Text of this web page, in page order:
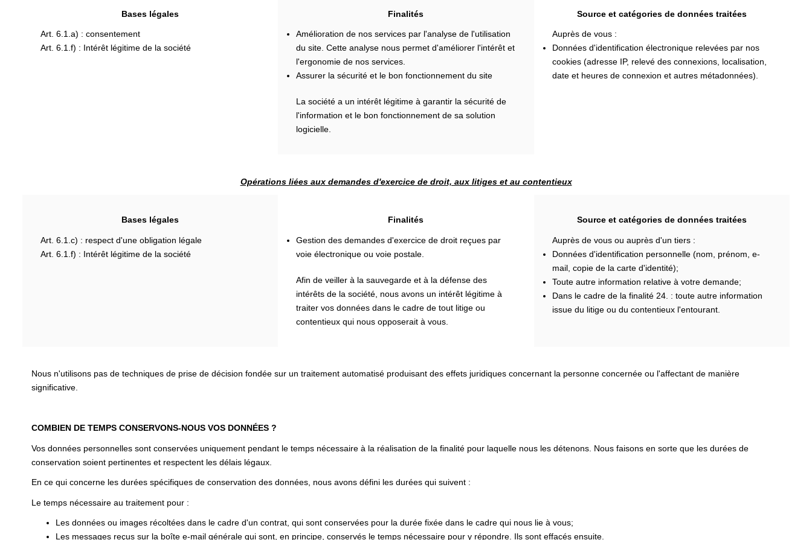
Bases légales
Art. 6.1.a) : consentement
Art. 6.1.f) : Intérêt légitime de la société
Finalités
Amélioration de nos services par l'analyse de l'utilisation
du site. Cette analyse nous permet d'améliorer l'intérêt et
l'ergonomie de nos services.
Assurer la sécurité et le bon fonctionnement du site
La société a un intérêt légitime à garantir la sécurité de
l'information et le bon fonctionnement de sa solution
logicielle.
Source et catégories de données traitées
Auprès de vous :
Données d'identification électronique relevées par nos
cookies (adresse IP, relevé des connexions, localisation,
date et heures de connexion et autres métadonnées).
Opérations liées aux demandes d'exercice de droit, aux litiges et au contentieux
Bases légales
Art. 6.1.c) : respect d'une obligation légale
Art. 6.1.f) : Intérêt légitime de la société
Finalités
Gestion des demandes d'exercice de droit reçues par
voie électronique ou voie postale.
Afin de veiller à la sauvegarde et à la défense des
intérêts de la société, nous avons un intérêt légitime à
traiter vos données dans le cadre de tout litige ou
contentieux qui nous opposerait à vous.
Source et catégories de données traitées
Auprès de vous ou auprès d'un tiers :
Données d'identification personnelle (nom, prénom, e-
mail, copie de la carte d'identité);
Toute autre information relative à votre demande;
Dans le cadre de la finalité 24. : toute autre information
issue du litige ou du contentieux l'entourant.
Nous n'utilisons pas de techniques de prise de décision fondée sur un traitement automatisé produisant des effets juridiques concernant la personne concernée ou l'affectant de manière
significative.
COMBIEN DE TEMPS CONSERVONS-NOUS VOS DONNÉES ?
Vos données personnelles sont conservées uniquement pendant le temps nécessaire à la réalisation de la finalité pour laquelle nous les détenons. Nous faisons en sorte que les durées de
conservation soient pertinentes et respectent les délais légaux.
En ce qui concerne les durées spécifiques de conservation des données, nous avons défini les durées qui suivent :
Le temps nécessaire au traitement pour :
Les données ou images récoltées dans le cadre d'un contrat, qui sont conservées pour la durée fixée dans le cadre qui nous lie à vous;
Les messages reçus sur la boîte e-mail générale qui sont, en principe, conservés le temps nécessaire pour y répondre. Ils sont effacés ensuite.